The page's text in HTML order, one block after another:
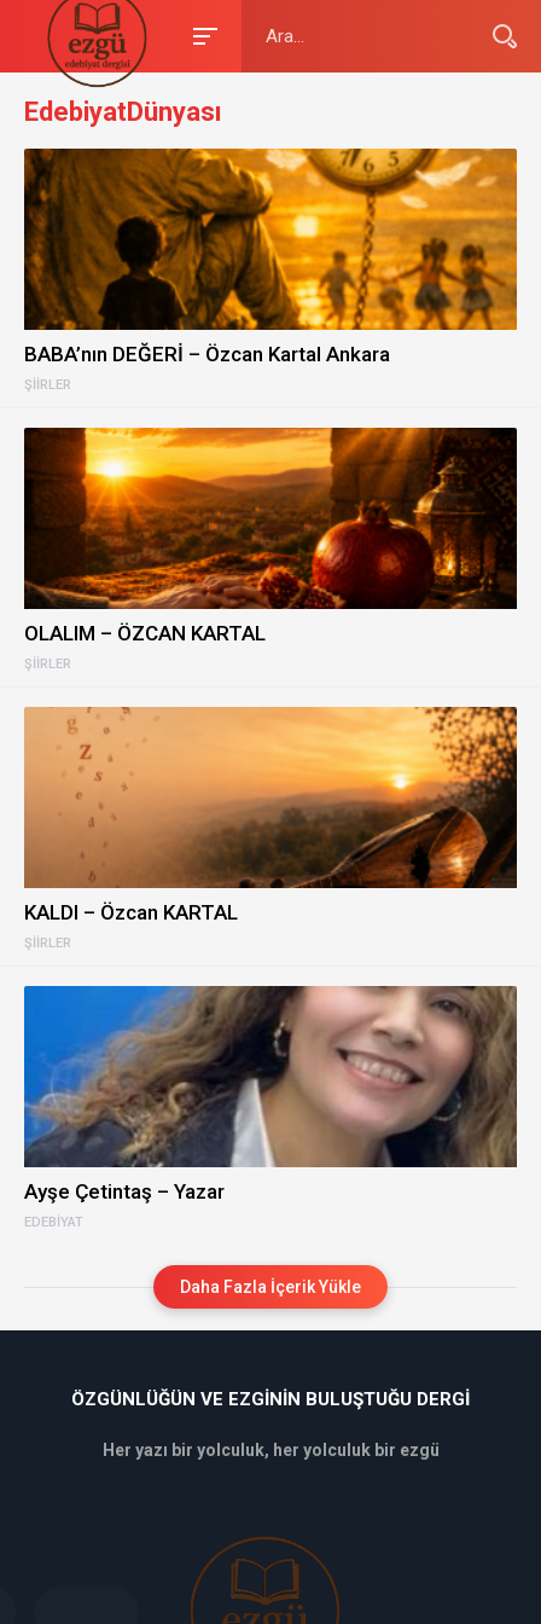
EdebiyatDünyası
ŞIIRLER
BABA’nın DEĞERİ – Özcan Kartal Ankara
ŞIIRLER
OLALIM – ÖZCAN KARTAL
ŞIIRLER
KALDI – Özcan KARTAL
EDEBIYAT
Ayşe Çetintaş – Yazar
Daha Fazla İçerik Yükle
ÖZGÜNLÜĞÜN VE EZGININ BULUŞTUĞU DERGI
Her yazı bir yolculuk, her yolculuk bir ezgü